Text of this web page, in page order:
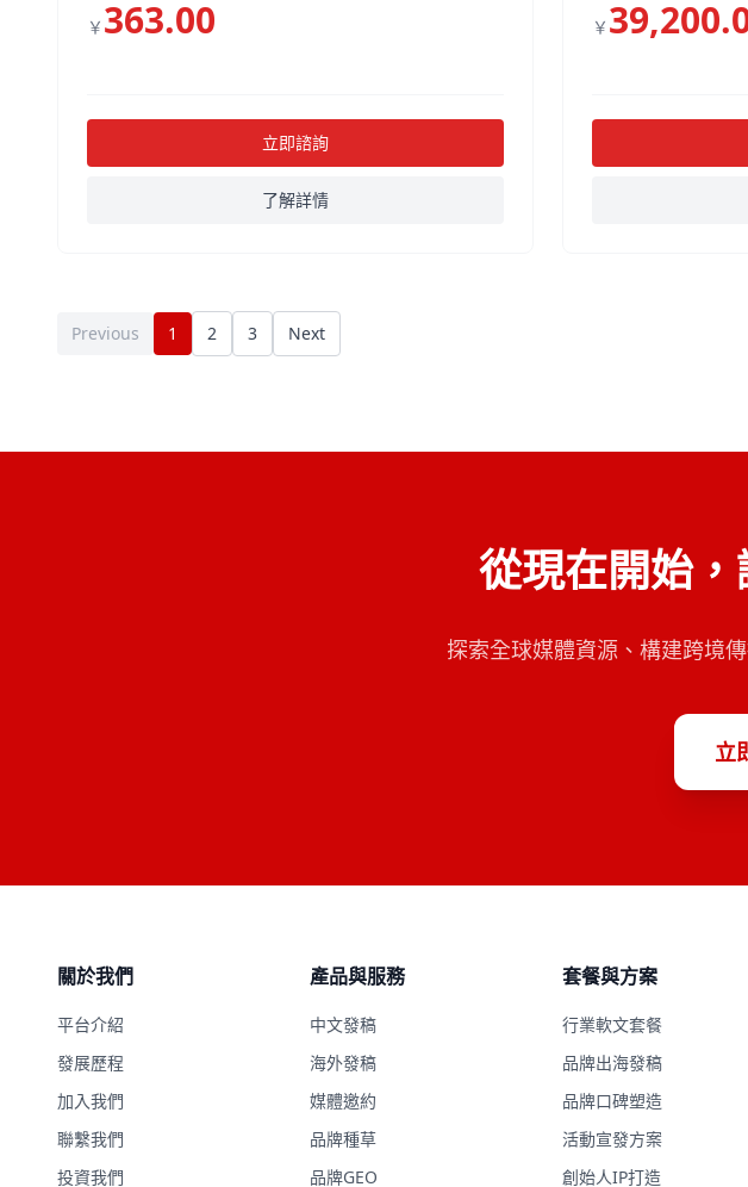
￥ 363.00
立即諮詢
了解詳情
￥
Previous 1 2 3 Next
從現在開始
探索全球媒體資源、構建跨境
立
關於我們
平台介紹
發展歷程
加入我們
聯繫我們
投資我們
產品與服務
中文發稿
海外發稿
媒體邀約
品牌種草
品牌GEO
套餐與方案
行業軟文套餐
品牌出海發稿
品牌口碑塑造
活動宣發方案
創始人IP打造